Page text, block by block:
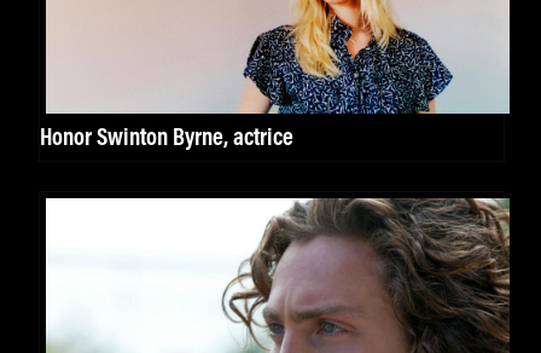
Honor Swinton Byrne, actrice